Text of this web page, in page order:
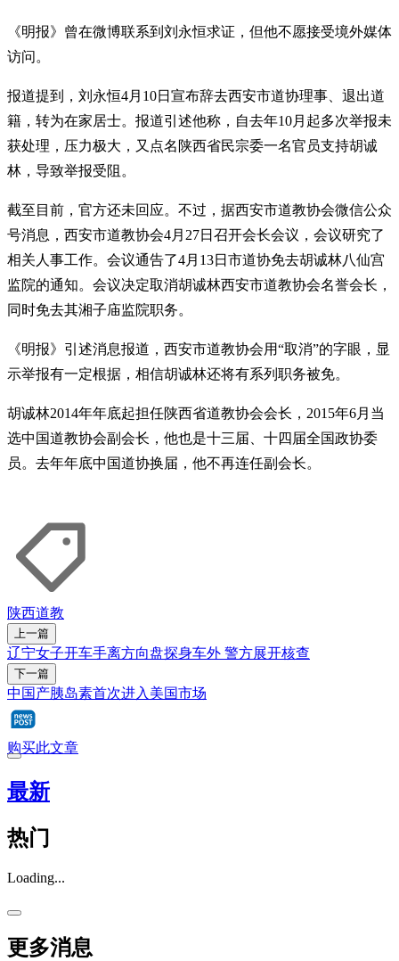
《明报》曾在微博联系到刘永恒求证，但他不愿接受境外媒体
访问。
报道提到，刘永恒4月10日宣布辞去西安市道协理事、退出道
籍，转为在家居士。报道引述他称，自去年10月起多次举报未
获处理，压力极大，又点名陕西省民宗委一名官员支持胡诚
林，导致举报受阻。
截至目前，官方还未回应。不过，据西安市道教协会微信公众
号消息，西安市道教协会4月27日召开会长会议，会议研究了
相关人事工作。会议通告了4月13日市道协免去胡诚林八仙宫
监院的通知。会议决定取消胡诚林西安市道教协会名誉会长，
同时免去其湘子庙监院职务。
《明报》引述消息报道，西安市道教协会用“取消”的字眼，显
示举报有一定根据，相信胡诚林还将有系列职务被免。
胡诚林2014年年底起担任陕西省道教协会会长，2015年6月当
选中国道教协会副会长，他也是十三届、十四届全国政协委
员。去年年底中国道协换届，他不再连任副会长。
陕西道教
上一篇
辽宁女子开车手离方向盘探身车外 警方展开核查
下一篇
中国产胰岛素首次进入美国市场
购买此文章
最新
热门
Loading...
更多消息